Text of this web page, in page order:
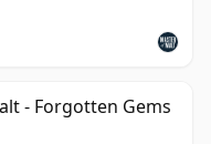
- Forgotten Gems